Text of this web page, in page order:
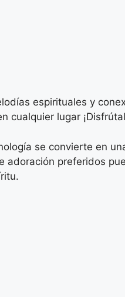
espirituales y
cualquier lugar
se convierte en
adoración preferidos